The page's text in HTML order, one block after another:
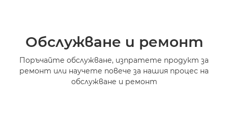
Обслужване и ремонт
Поръчайте обслужване, изпратете продукт за
ремонт или научете повече за нашия процес на
обслужване и ремонт